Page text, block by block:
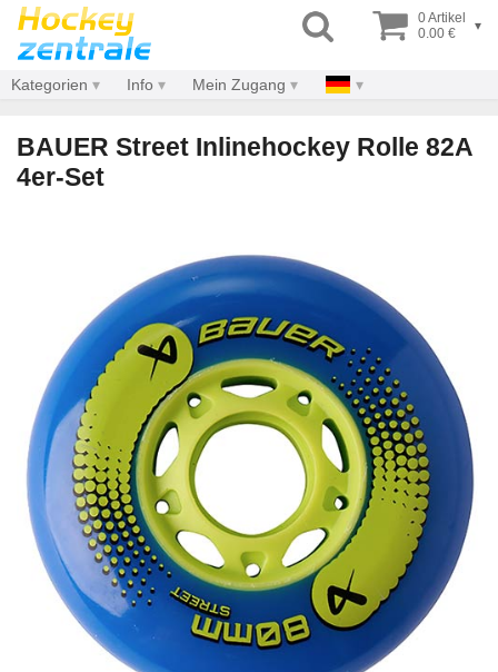
0 Artikel
0.00 €
▾
Kategorien Info Mein Zugang
BAUER Street Inlinehockey Rolle 82A
4er-Set